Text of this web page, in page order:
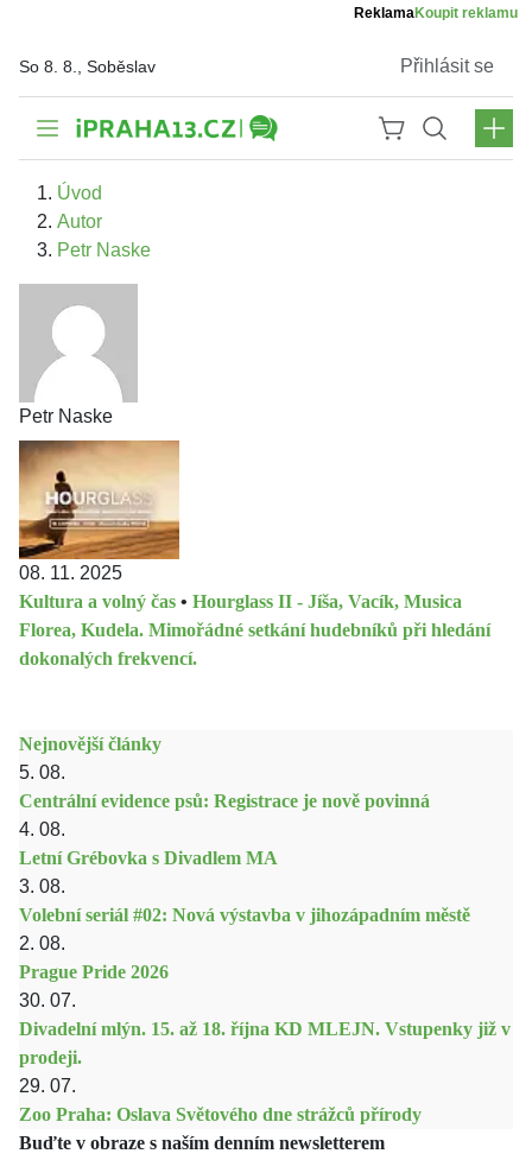
ReklamaKoupit reklamu
So 8. 8., Soběslav Přihlásit se
Úvod
Autor
Petr Naske
Petr Naske
08. 11. 2025
Kultura a volný čas • Hourglass II - Jíša, Vacík, Musica
Florea, Kudela. Mimořádné setkání hudebníků při hledání
dokonalých frekvencí.
Nejnovější články
5. 08.
Centrální evidence psů: Registrace je nově povinná
4. 08.
Letní Grébovka s Divadlem MA
3. 08.
Volební seriál #02: Nová výstavba v jihozápadním městě
2. 08.
Prague Pride 2026
30. 07.
Divadelní mlýn. 15. až 18. října KD MLEJN. Vstupenky již v
prodeji.
29. 07.
Zoo Praha: Oslava Světového dne strážců přírody
Buďte v obraze s naším denním newsletterem